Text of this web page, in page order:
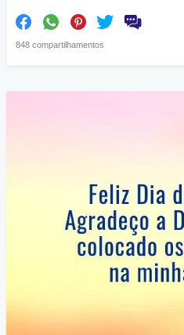
848 compartilhamentos